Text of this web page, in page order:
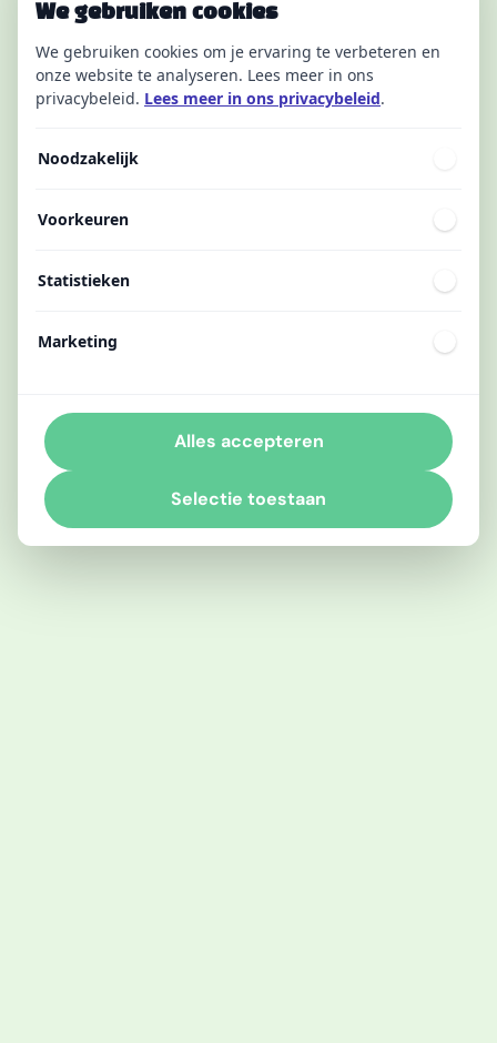
We gebruiken cookies
We gebruiken cookies om je ervaring te verbeteren en
onze website te analyseren. Lees meer in ons
privacybeleid. Lees meer in ons privacybeleid.
Noodzakelijk
Voorkeuren
Statistieken
Marketing
Selectie toestaan
Alles accepteren